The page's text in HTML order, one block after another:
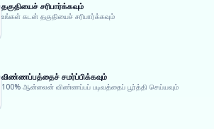
தகுதியைச் சரிபார்க்கவும்
உங்கள் கடன் தகுதியைச் சரிபார்க்கவும்
விண்ணப்பத்தைச் சமர்ப்பிக்கவும்
100% ஆன்லைன் விண்ணப்பப் படிவத்தைப் பூர்த்தி செய்யவும்